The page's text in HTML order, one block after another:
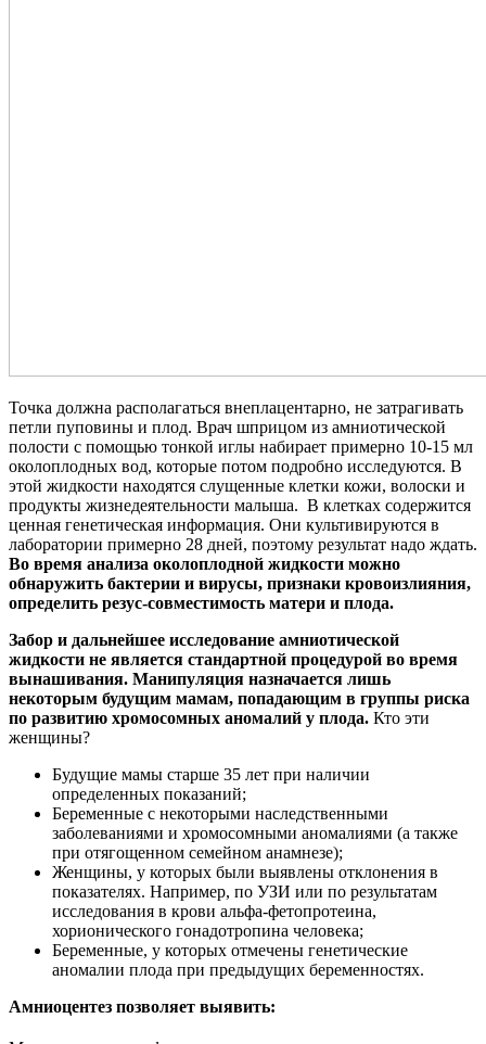
Точка должна располагаться внеплацентарно, не затрагивать
петли пуповины и плод. Врач шприцом из амниотической
полости с помощью тонкой иглы набирает примерно 10-15 мл
околоплодных вод, которые потом подробно исследуются. В
этой жидкости находятся слущенные клетки кожи, волоски и
продукты жизнедеятельности малыша. В клетках содержится
ценная генетическая информация. Они культивируются в
лаборатории примерно 28 дней, поэтому результат надо ждать.
Во время анализа околоплодной жидкости можно
обнаружить бактерии и вирусы, признаки кровоизлияния,
определить резус-совместимость матери и плода.
Забор и дальнейшее исследование амниотической
жидкости не является стандартной процедурой во время
вынашивания. Манипуляция назначается лишь
некоторым будущим мамам, попадающим в группы риска
по развитию хромосомных аномалий у плода. Кто эти
женщины?
Будущие мамы старше 35 лет при наличии
определенных показаний;
Беременные с некоторыми наследственными
заболеваниями и хромосомными аномалиями (а также
при отягощенном семейном анамнезе);
Женщины, у которых были выявлены отклонения в
показателях. Например, по УЗИ или по результатам
исследования в крови альфа-фетопротеина,
хорионического гонадотропина человека;
Беременные, у которых отмечены генетические
аномалии плода при предыдущих беременностях.
Амниоцентез позволяет выявить: